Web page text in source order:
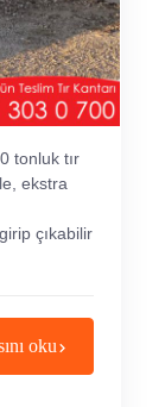
tonluk tır
ekstra
çıkabilir
oku